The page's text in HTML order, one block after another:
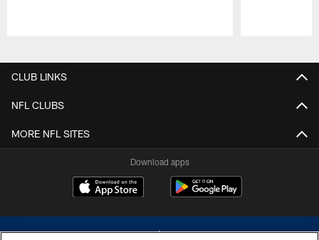
CLUB LINKS
NFL CLUBS
MORE NFL SITES
Download apps